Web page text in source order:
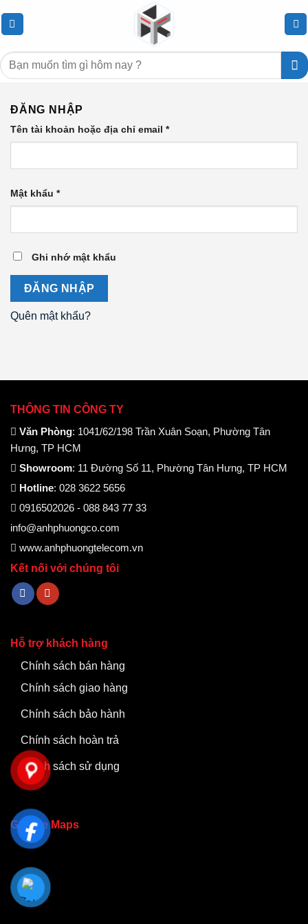
đến
dung
Tìm
kiếm:
ĐĂNG NHẬP
Tên tài khoản hoặc địa chỉ email *
Mật khẩu *
Ghi nhớ mật khẩu
ĐĂNG NHẬP
Quên mật khẩu?
THÔNG TIN CÔNG TY
Văn Phòng: 1041/62/198 Trần Xuân Soạn, Phường Tân
Hưng, TP HCM
Showroom: 11 Đường Số 11, Phường Tân Hưng, TP HCM
Hotline: 028 3622 5656
0916502026 - 088 843 77 33
info@anhphuongco.com
www.anhphuongtelecom.vn
Kết nối với chúng tôi
Hỗ trợ khách hàng
Chính sách bán hàng
Chính sách giao hàng
Chính sách bảo hành
Chính sách hoàn trả
Chính sách sử dụng
Google Maps